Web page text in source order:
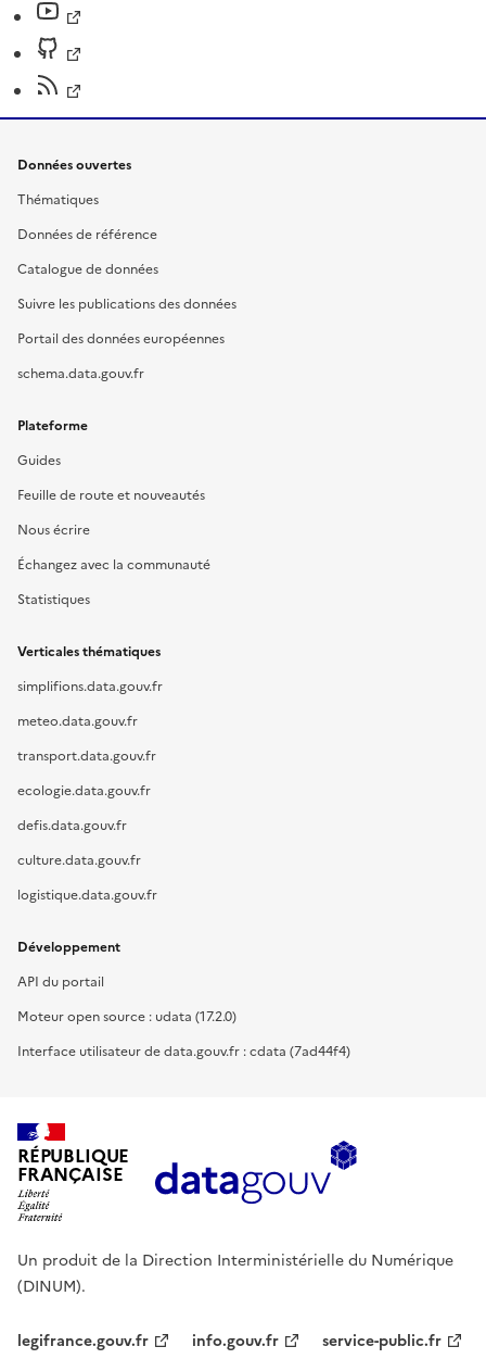
Données ouvertes
Thématiques
Données de référence
Catalogue de données
Suivre les publications des données
Portail des données européennes
schema.data.gouv.fr
Plateforme
Guides
Feuille de route et nouveautés
Nous écrire
Échangez avec la communauté
Statistiques
Verticales thématiques
simplifions.data.gouv.fr
meteo.data.gouv.fr
transport.data.gouv.fr
ecologie.data.gouv.fr
defis.data.gouv.fr
culture.data.gouv.fr
logistique.data.gouv.fr
Développement
API du portail
Moteur open source : udata (17.2.0)
Interface utilisateur de data.gouv.fr : cdata (7ad44f4)
RÉPUBLIQUE
FRANÇAISE
Un produit de la Direction Interministérielle du Numérique
(DINUM).
legifrance.gouv.fr info.gouv.fr service-public.fr